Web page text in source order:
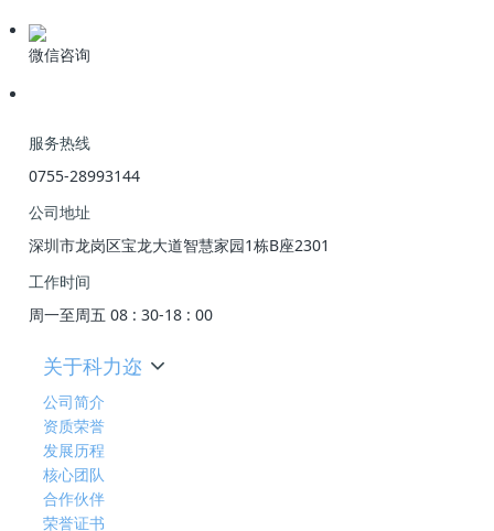
微信咨询
服务热线
0755-28993144
公司地址
深圳市龙岗区宝龙大道智慧家园1栋B座2301
工作时间
周一至周五 08 : 30-18 : 00
关于科力迩
公司简介
资质荣誉
发展历程
核心团队
合作伙伴
荣誉证书